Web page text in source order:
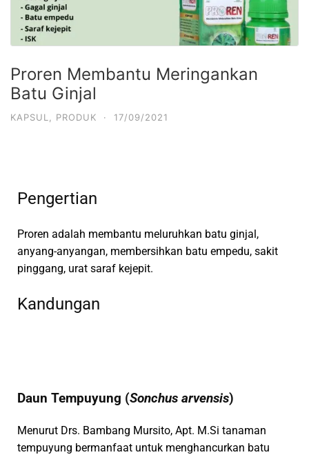
Proren Membantu Meringankan
Batu Ginjal
KAPSUL PRODUK · 17/09/2021
Pengertian
Proren adalah membantu meluruhkan batu ginjal,
anyang-anyangan, membersihkan batu empedu, sakit
pinggang, urat saraf kejepit.
Kandungan
Daun Tempuyung (Sonchus arvensis)
Menurut Drs. Bambang Mursito, Apt. M.Si tanaman
tempuyung bermanfaat untuk menghancurkan batu